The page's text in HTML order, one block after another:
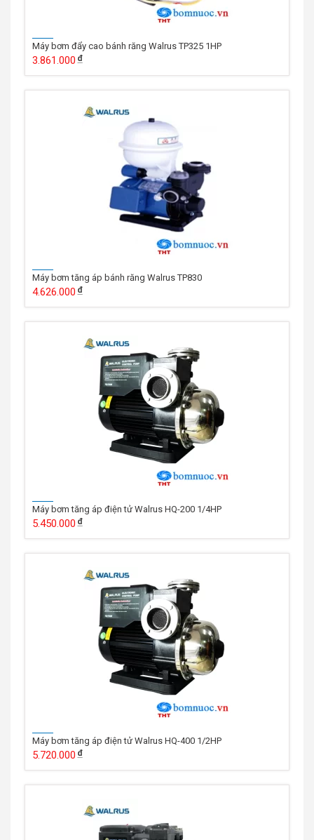
Máy bơm đẩy cao bánh răng Walrus TP325 1HP
3.861.000
Máy bơm tăng áp bánh răng Walrus TP830
4.626.000
Máy bơm tăng áp điện tử Walrus HQ-200 1/4HP
5.450.000
Máy bơm tăng áp điện tử Walrus HQ-400 1/2HP
5.720.000